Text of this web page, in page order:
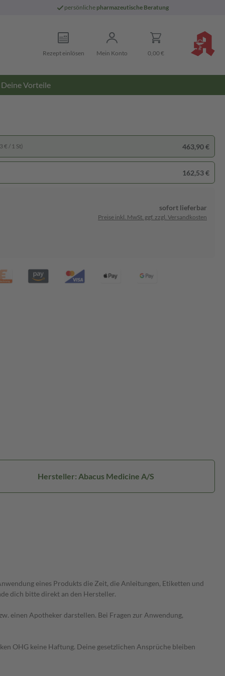
persönliche pharmazeutische Beratung
Rezept einlösen Mein Konto 0,00 €
Deine Vorteile
€ / 1 St) 463,90 €
162,53 €
sofort lieferbar
Preise inkl. MwSt. ggf. zzgl. Versandkosten
Hersteller: Abacus Medicine A/S
eines Produkts die Zeit, die Anleitungen, Etiketten und
dich bitte direkt an den Hersteller.
einen Apotheker darstellen. Bei Fragen zur Anwendung,
OHG keine Haftung. Deine gesetzlichen Ansprüche bleiben